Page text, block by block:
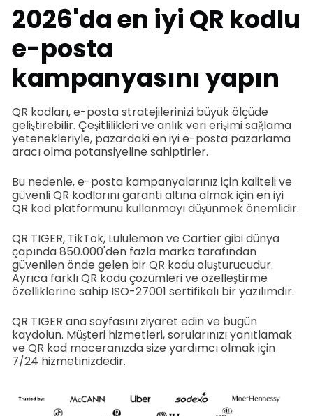
2026'da en iyi QR kodlu
e-posta
kampanyasını yapın
QR kodları, e-posta stratejilerinizi büyük ölçüde
geliştirebilir. Çeşitlilikleri ve anlık veri erişimi sağlama
yetenekleriyle, pazardaki en iyi e-posta pazarlama
aracı olma potansiyeline sahiptirler.
Bu nedenle, e-posta kampanyalarınız için kaliteli ve
güvenli QR kodlarını garanti altına almak için en iyi
QR kod platformunu kullanmayı düşünmek önemlidir.
QR TIGER, TikTok, Lululemon ve Cartier gibi dünya
çapında 850.000'den fazla marka tarafından
güvenilen önde gelen bir QR kodu oluşturucudur.
Ayrıca farklı QR kodu çözümleri ve özelleştirme
özelliklerine sahip ISO-27001 sertifikalı bir yazılımdır.
QR TIGER ana sayfasını ziyaret edin ve bugün
kaydolun. Müşteri hizmetleri, sorularınızı yanıtlamak
ve QR kod maceranızda size yardımcı olmak için
7/24 hizmetinizdedir.